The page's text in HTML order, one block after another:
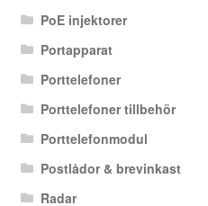
PoE injektorer
Portapparat
Porttelefoner
Porttelefoner tillbehör
Porttelefonmodul
Postlådor & brevinkast
Radar